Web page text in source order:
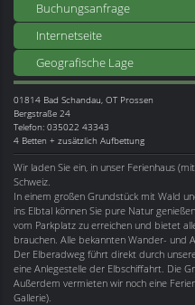
Buchungsanfrage
Internetseite
Geografische Lage
01814 Bad Schandau, OT Prossen
Bergstraße 24
Telefon: 035022 43343
4 Betten + zusätzlich Aufbettung
Wir laden Sie ein, in unser Ferienhaus
Schweiz.
In einem großen Grundstück mit Wald
ins Elbtal können Sie pure Natur
vom Parkplatz zu erreichen und bietet
brauchen. Alle bekannten Wander- und
Der Elberadweg führt direkt durch
eine Anlegestelle der Elbschiffahrt. Die
Außerdem vermieten wir noch eine
Gallerie).